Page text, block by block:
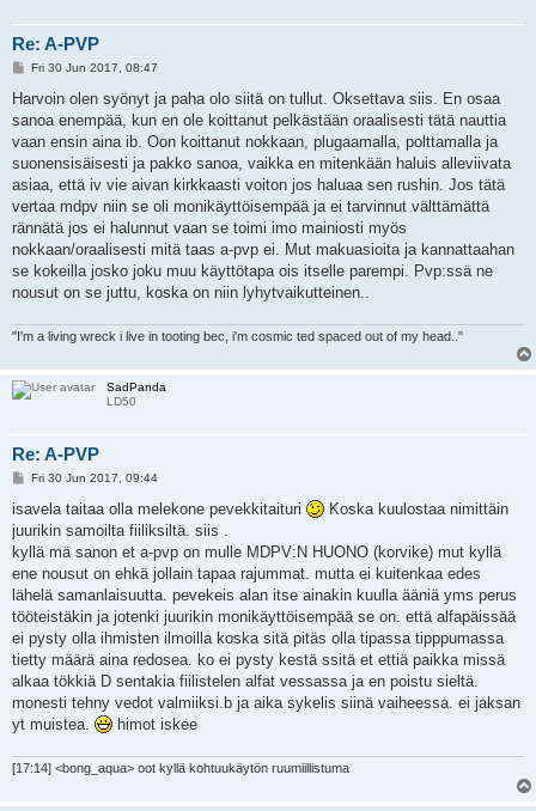
Re: A-PVP
P
s
Fri 30 Jun 2017, 08:47
Harvoin olen syönyt ja paha olo siitä on tullut. Oksettava siis. En osaa
sanoa enempää, kun en ole koittanut pelkästään oraalisesti tätä nauttia
vaan ensin aina ib. Oon koittanut nokkaan, plugaamalla, polttamalla ja
suonensisäisesti ja pakko sanoa, vaikka en mitenkään haluis alleviivata
asiaa, että iv vie aivan kirkkaasti voiton jos haluaa sen rushin. Jos tätä
vertaa mdpv niin se oli monikäyttöisempää ja ei tarvinnut välttämättä
rännätä jos ei halunnut vaan se toimi imo mainiosti myös
nokkaan/oraalisesti mitä taas a-pvp ei. Mut makuasioita ja kannattaahan
se kokeilla josko joku muu käyttötapa ois itselle parempi. Pvp:ssä ne
nousut on se juttu, koska on niin lyhytvaikutteinen..
"I'm a living wreck i live in tooting bec, i'm cosmic ted spaced out of my head.."
SadPanda
LD50
Re: A-PVP
P
s
Fri 30 Jun 2017, 09:44
isavela taitaa olla melekone pevekkitaituri
Koska kuulostaa nimittäin
juurikin samoilta fiiliksiltä. siis .
kyllä mä sanon et a-pvp on mulle MDPV:N HUONO (korvike) mut kyllä
ene nousut on ehkä jollain tapaa rajummat. mutta ei kuitenkaa edes
lähelä samanlaisuutta. pevekeis alan itse ainakin kuulla ääniä yms perus
tööteistäkin ja jotenki juurikin monikäyttöisempää se on. että alfapäissää
ei pysty olla ihmisten ilmoilla koska sitä pitäs olla tipassa tipppumassa
tietty määrä aina redosea. ko ei pysty kestä ssitä et ettiä paikka missä
alkaa tökkiä D sentakia fiilistelen alfat vessassa ja en poistu sieltä.
monesti tehny vedot valmiiksi.b ja aika sykelis siinä vaiheessa. ei jaksan
yt muistea.
himot iskee
[17:14] <bong_aqua> oot kyllä kohtuukäytön ruumiillistuma